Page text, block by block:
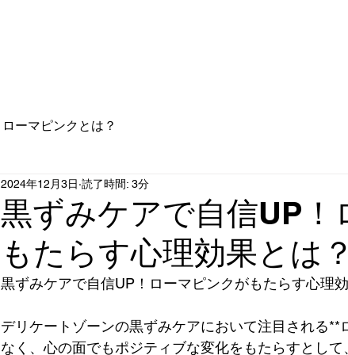
ローマピンクとは？
黒ずみケアで自信UP！
もたらす心理効果とは？
2024年12月3日 読了時間: 3分
黒ずみケアで自信UP！ローマピンクがもたらす心理
デリケートゾーンの黒ずみケアにおいて注目される
なく、心の面でもポジティブな変化をもたらすとし